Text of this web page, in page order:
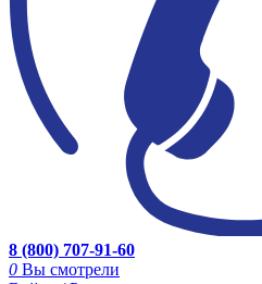
8 (800) 707-91-60
0 Вы смотрели